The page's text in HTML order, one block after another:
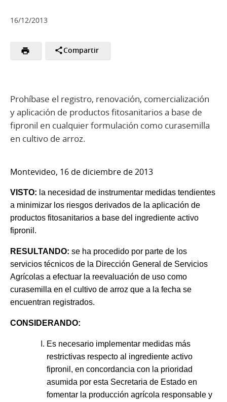
16/12/2013
Compartir
Prohíbase el registro, renovación, comercialización
y aplicación de productos fitosanitarios a base de
fipronil en cualquier formulación como curasemilla
en cultivo de arroz.
Montevideo, 16 de diciembre de 2013
VISTO: la necesidad de instrumentar medidas tendientes
a minimizar los riesgos derivados de la aplicación de
productos fitosanitarios a base del ingrediente activo
fipronil.
RESULTANDO: se ha procedido por parte de los
servicios técnicos de la Dirección General de Servicios
Agrícolas a efectuar la reevaluación de uso como
curasemilla en el cultivo de arroz que a la fecha se
encuentran registrados.
CONSIDERANDO:
Es necesario implementar medidas más
restrictivas respecto al ingrediente activo
fipronil, en concordancia con la prioridad
asumida por esta Secretaria de Estado en
fomentar la producción agrícola responsable y